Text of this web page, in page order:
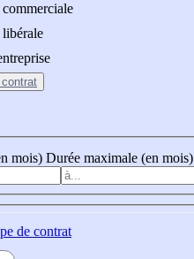
libérale
mois) Durée maximale (en mois)
de contrat